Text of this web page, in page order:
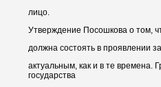
лицо.
Утверждение Посошкова о том,
должна состоять в проявлении
актуальным, как и в те времена.
государства